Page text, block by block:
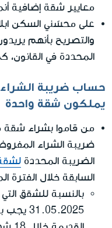
معايير شقة إضافية
على محسّني السكن
والتصريح بأنهم
المحددة في القانون،
حساب ضريبة
يملكون شقة واحدة
من قاموا بشراء
ضريبة الشراء
الضريبة المحددة
السابقة خلال الفترة